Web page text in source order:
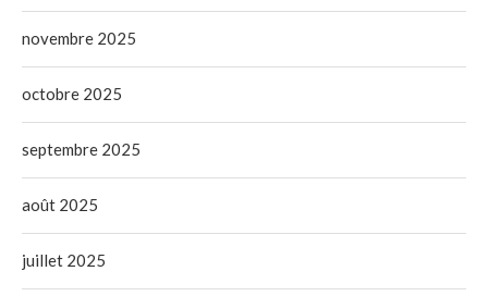
novembre 2025
octobre 2025
septembre 2025
août 2025
juillet 2025